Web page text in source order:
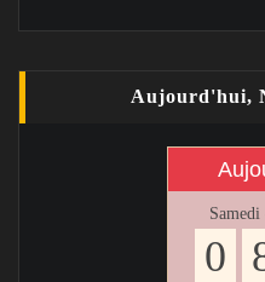
Aujourd'hui,
0